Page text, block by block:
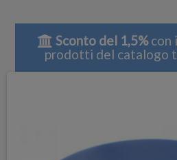
Sconto del 1,5%con
prodotti del catalogo